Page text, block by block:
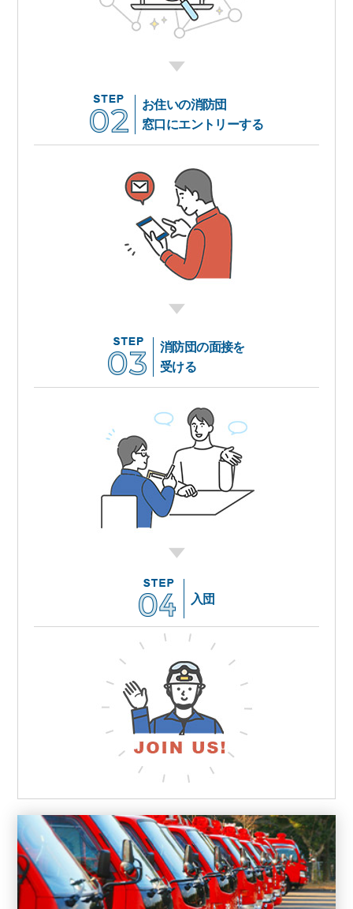
お住いの消防団
窓口にエントリーする
消防団の面接を
受ける
入団